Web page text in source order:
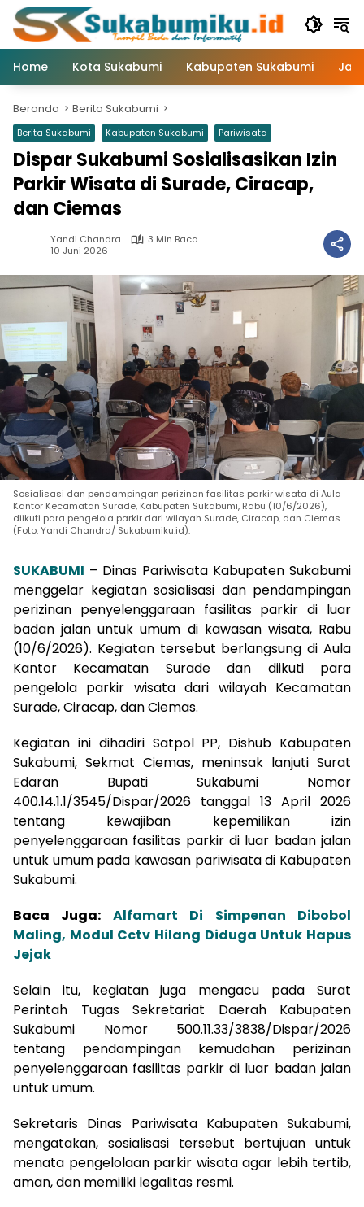
Langsung
konten
Home
Kota Sukabumi Kabupaten Sukabumi
Beranda Berita Sukabumi
Berita Sukabumi Kabupaten Sukabumi Pariwisata
Dispar Sukabumi Sosialisasikan Izin
Parkir Wisata di Surade, Ciracap,
dan Ciemas
Yandi Chandra
3 Min Baca
10 Juni 2026
Sosialisasi dan pendampingan perizinan fasilitas parkir wisata di Aula
Kantor Kecamatan Surade, Kabupaten Sukabumi, Rabu (10/6/2026),
diikuti para pengelola parkir dari wilayah Surade, Ciracap, dan Ciemas.
(Foto: Yandi Chandra/ Sukabumiku.id).
SUKABUMI – Dinas Pariwisata Kabupaten Sukabumi
menggelar kegiatan sosialisasi dan pendampingan
perizinan penyelenggaraan fasilitas parkir di luar
badan jalan untuk umum di kawasan wisata, Rabu
(10/6/2026). Kegiatan tersebut berlangsung di Aula
Kantor Kecamatan Surade dan diikuti para
pengelola parkir wisata dari wilayah Kecamatan
Surade, Ciracap, dan Ciemas.
Kegiatan ini dihadiri Satpol PP, Dishub Kabupaten
Sukabumi, Sekmat Ciemas, meninsak lanjuti Surat
Edaran Bupati Sukabumi Nomor
400.14.1.1/3545/Dispar/2026 tanggal 13 April 2026
tentang kewajiban kepemilikan izin
penyelenggaraan fasilitas parkir di luar badan jalan
untuk umum pada kawasan pariwisata di Kabupaten
Sukabumi.
Baca Juga: Alfamart Di Simpenan Dibobol
Maling, Modul Cctv Hilang Diduga Untuk Hapus
Jejak
Selain itu, kegiatan juga mengacu pada Surat
Perintah Tugas Sekretariat Daerah Kabupaten
Sukabumi Nomor 500.11.33/3838/Dispar/2026
tentang pendampingan kemudahan perizinan
penyelenggaraan fasilitas parkir di luar badan jalan
untuk umum.
Sekretaris Dinas Pariwisata Kabupaten Sukabumi,
mengatakan, sosialisasi tersebut bertujuan untuk
menata pengelolaan parkir wisata agar lebih tertib,
aman, dan memiliki legalitas resmi.